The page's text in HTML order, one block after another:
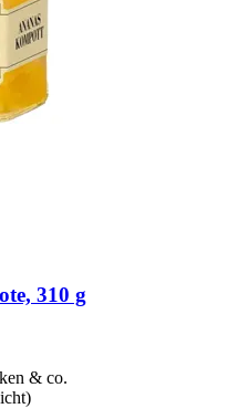
310 g
& co.